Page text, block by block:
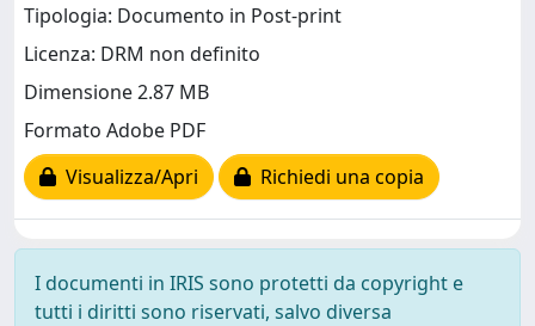
Tipologia: Documento in Post-print
Licenza: DRM non definito
Dimensione 2.87 MB
Formato Adobe PDF
Visualizza/Apri
Richiedi una copia
I documenti in IRIS sono protetti da copyright e
tutti i diritti sono riservati, salvo diversa